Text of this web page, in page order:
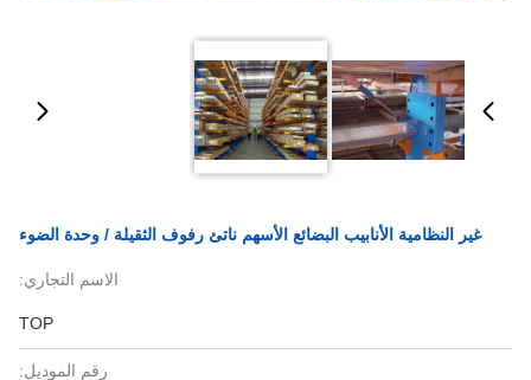
غير النظامية الأنابيب البضائع الأسهم ناتئ رفوف الثقيلة / وحدة الضوء
الاسم التجاري:
TOP
رقم الموديل: